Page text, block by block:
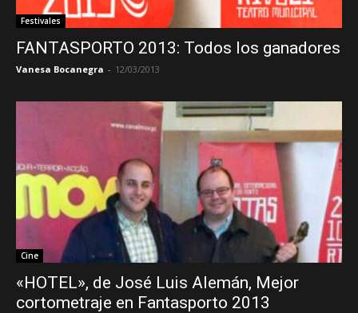
Festivales
FANTASPORTO 2013: Todos los ganadores
Vanesa Bocanegra - 12/03/2013
Cine
«HOTEL», de José Luis Alemán, Mejor
cortometraje en Fantasporto 2013